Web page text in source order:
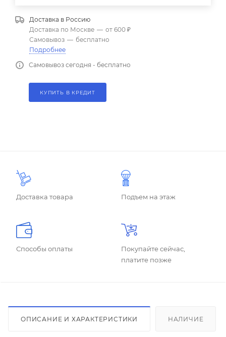
Доставка в Россию
Доставка по Москве — от 600 ₽
Самовывоз — бесплатно
Подробнее
Самовывоз сегодня - бесплатно
КУПИТЬ В КРЕДИТ
Доставка товара Подъем на этаж
Способы оплаты
Покупайте сейчас,
платите позже
ОПИСАНИЕ И ХАРАКТЕРИСТИКИ НАЛИЧИЕ